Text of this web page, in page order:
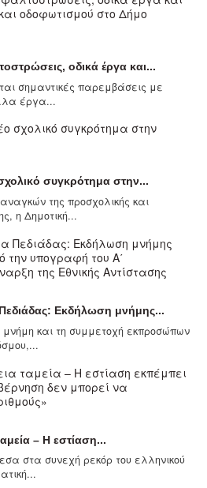
οδικά έργα και...
σημαντικές παρεμβάσεις με
έργα...
συγκρότημα στην...
της προσχολικής και
η Δημοτική...
Εκδήλωση μνήμης...
μνήμη και τη συμμετοχή εκπροσώπων
– Η εστίαση...
στα συνεχή ρεκόρ του ελληνικού